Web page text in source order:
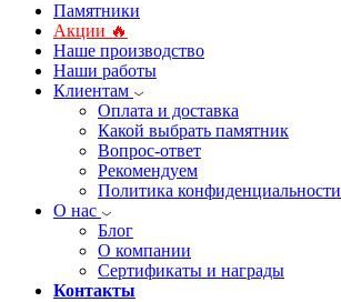
Памятники
Акции 🔥
Наше производство
Наши работы
Клиентам
Оплата и доставка
Какой выбрать памятник
Вопрос-ответ
Рекомендуем
Политика конфиденциальности
О нас
Блог
О компании
Сертификаты и награды
Контакты